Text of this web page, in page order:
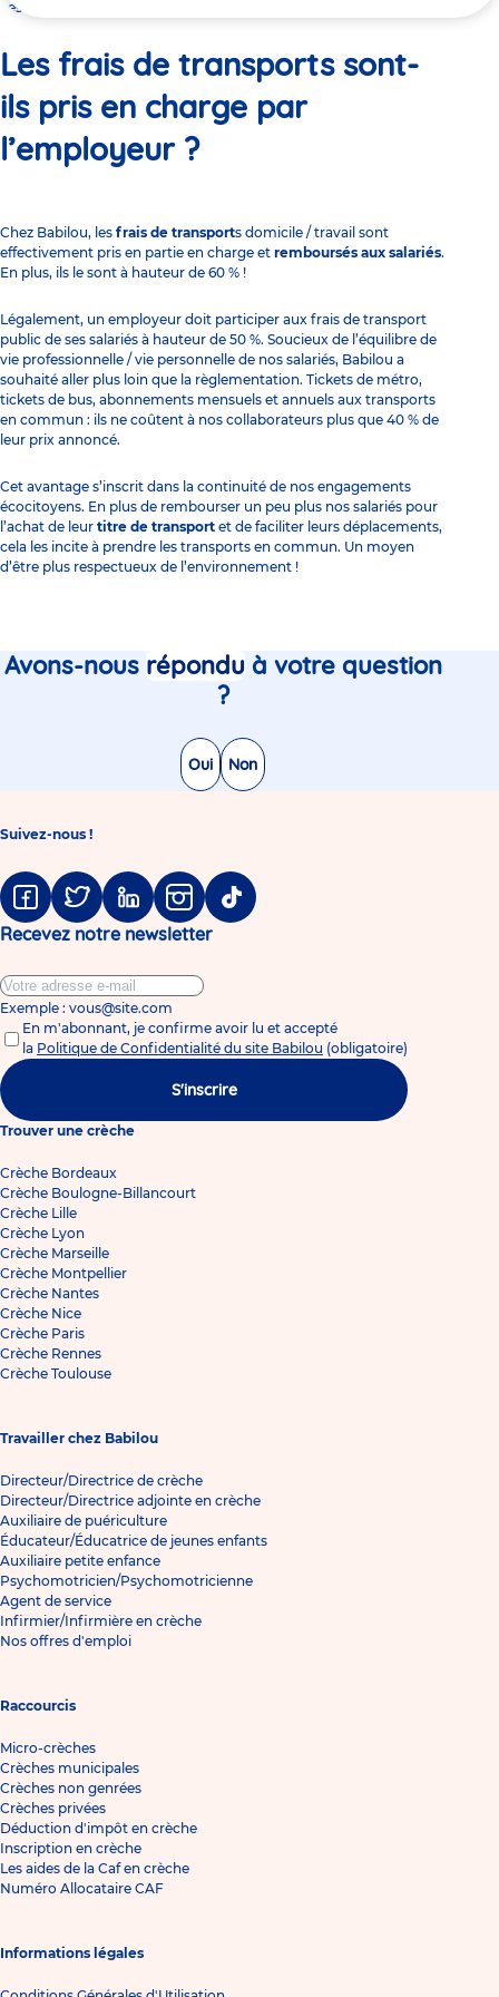
ici
Les frais de transports sont-ils pris en charge par l’employeur ?
Les frais de transports sont-
ils pris en charge par
l’employeur ?
Chez Babilou, les frais de transports domicile / travail sont
effectivement pris en partie en charge et remboursés aux salariés.
En plus, ils le sont à hauteur de 60 % !
Légalement, un employeur doit participer aux frais de transport
public de ses salariés à hauteur de 50 %. Soucieux de l’équilibre de
vie professionnelle / vie personnelle de nos salariés, Babilou a
souhaité aller plus loin que la règlementation. Tickets de métro,
tickets de bus, abonnements mensuels et annuels aux transports
en commun : ils ne coûtent à nos collaborateurs plus que 40 % de
leur prix annoncé.
Cet avantage s’inscrit dans la continuité de nos engagements
écocitoyens. En plus de rembourser un peu plus nos salariés pour
l’achat de leur titre de transport et de faciliter leurs déplacements,
cela les incite à prendre les transports en commun. Un moyen
d’être plus respectueux de l’environnement !
Avons-nous réponduà votre question
?
Non
Oui
Suivez-nous !
Facebook
TwitterLinkedinInstagram
Tiktok
Recevez notre newsletter
Exemple : vous@site.com
En m'abonnant, je confirme avoir lu et accepté
la Politique de Confidentialité du site Babilou (obligatoire)
S'inscrire
Trouver une crèche
Crèche Bordeaux
Crèche Boulogne-Billancourt
Crèche Lille
Crèche Lyon
Crèche Marseille
Crèche Montpellier
Crèche Nantes
Crèche Nice
Crèche Paris
Crèche Rennes
Crèche Toulouse
Travailler chez Babilou
Directeur/Directrice de crèche
Directeur/Directrice adjointe en crèche
Auxiliaire de puériculture
Éducateur/Éducatrice de jeunes enfants
Auxiliaire petite enfance
Psychomotricien/Psychomotricienne
Agent de service
Infirmier/Infirmière en crèche
Nos offres d'emploi
Raccourcis
Micro-crèches
Crèches municipales
Crèches non genrées
Crèches privées
Déduction d'impôt en crèche
Inscription en crèche
Les aides de la Caf en crèche
Numéro Allocataire CAF
Informations légales